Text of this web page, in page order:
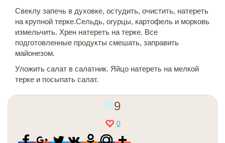
Свеклу запечь в духовке, остудить, очистить, натереть
на крупной терке.Сельдь, огурцы, картофель и морковь
измельчить. Хрен натереть на терке. Все
подготовленные продукты смешать, заправить
майонезом.
Уложить салат в салатник. Яйцо натереть на мелкой
терке и посыпать салат.
9
0